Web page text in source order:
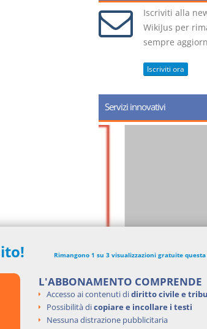
Iscriviti alla
WikiJus per
sempre
Iscriviti ora
Servizi innovativi
Rimangono 1 su 3 visualizzazioni gratuite
L'ABBONAMENTO COMPRENDE
Accesso ai contenuti didiritto civile e
Possibilità dicopiare e incollare i testi
Nessuna distrazione pubblicitaria